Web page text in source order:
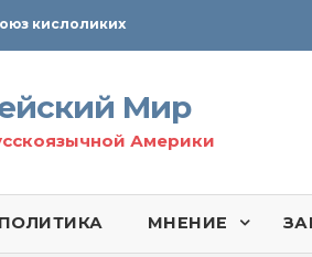
кислоликих
США с Ираном
Ирана до Ливана и Газы
Мир
Америки
ПОЛИТИКА МНЕНИЕ